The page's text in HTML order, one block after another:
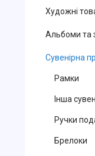
Художні
Альбоми та
Сувенірна
Рамки
Інша
Ручки
Брелоки